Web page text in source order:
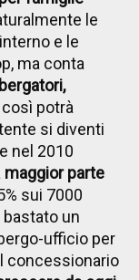
le
e le
ma conta
così potrà
si diventi
nel 2010
maggior parte
sui 7000
un
ufficio per
concessionario